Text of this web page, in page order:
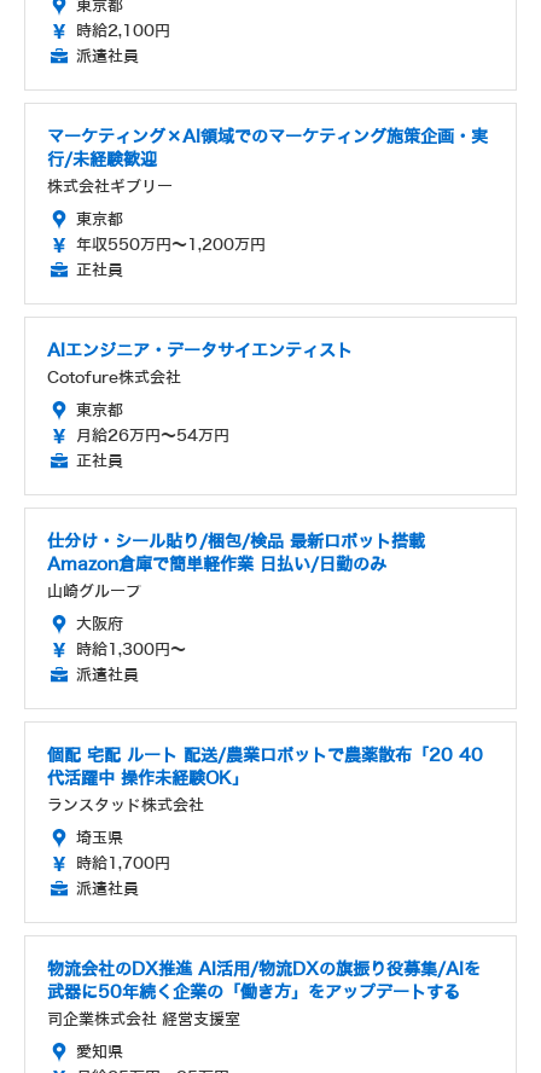
東京都
時給2,100円
派遣社員
マーケティング×AI領域でのマーケティング施策企画・実
行/未経験歓迎
株式会社ギブリー
東京都
年収550万円～1,200万円
正社員
AIエンジニア・データサイエンティスト
Cotofure株式会社
東京都
月給26万円～54万円
正社員
仕分け・シール貼り/梱包/検品 最新ロボット搭載
Amazon倉庫で簡単軽作業 日払い/日勤のみ
山崎グループ
大阪府
時給1,300円～
派遣社員
個配 宅配 ルート 配送/農業ロボットで農薬散布「20 40
代活躍中 操作未経験OK」
ランスタッド株式会社
埼玉県
時給1,700円
派遣社員
物流会社のDX推進 AI活用/物流DXの旗振り役募集/AIを
武器に50年続く企業の「働き方」をアップデートする
司企業株式会社 経営支援室
愛知県